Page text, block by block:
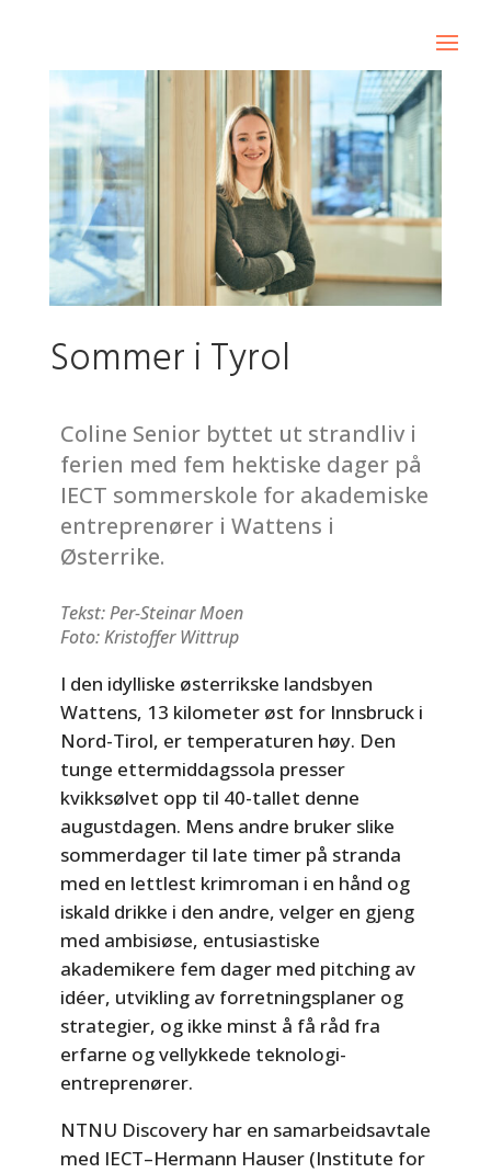
Sommer i Tyrol
Coline Senior byttet ut strandliv i
ferien med fem hektiske dager på
IECT sommerskole for akademiske
entreprenører i Wattens i
Østerrike.
Tekst: Per-Steinar Moen
Foto: Kristoffer Wittrup
I den idylliske østerrikske landsbyen
Wattens, 13 kilometer øst for Innsbruck i
Nord-Tirol, er temperaturen høy. Den
tunge ettermiddagssola presser
kvikksølvet opp til 40-tallet denne
augustdagen. Mens andre bruker slike
sommerdager til late timer på stranda
med en lettlest krimroman i en hånd og
iskald drikke i den andre, velger en gjeng
med ambisiøse, entusiastiske
akademikere fem dager med pitching av
idéer, utvikling av forretningsplaner og
strategier, og ikke minst å få råd fra
erfarne og vellykkede teknologi-
entreprenører.
NTNU Discovery har en samarbeidsavtale
med IECT–Hermann Hauser (Institute for